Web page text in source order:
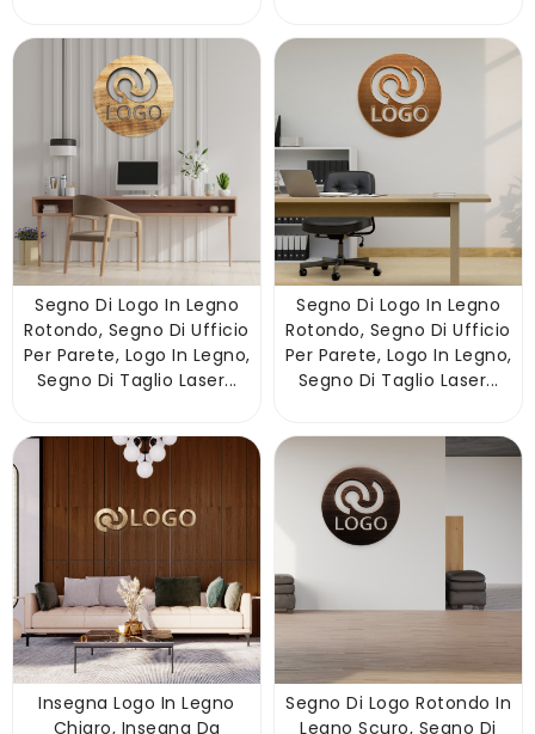
Segno Di Logo In Legno
Rotondo, Segno Di Ufficio
Per Parete, Logo In Legno,
Segno Di Taglio Laser...
Segno Di Logo In Legno
Rotondo, Segno Di Ufficio
Per Parete, Logo In Legno,
Segno Di Taglio Laser...
Insegna Logo In Legno
Chiaro, Insegna Da
Segno Di Logo Rotondo In
Legno Scuro, Segno Di